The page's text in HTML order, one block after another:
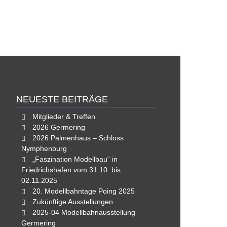
NEUESTE BEITRÄGE
Mitglieder & Treffen
2026 Germering
2026 Palmenhaus – Schloss
Nymphenburg
„Faszination Modellbau“ in
Friedrichshafen vom 31.10. bis
02.11.2025
20. Modellbahntage Poing 2025
Zukünftige Ausstellungen
2025-04 Modellbahnausstellung
Germering